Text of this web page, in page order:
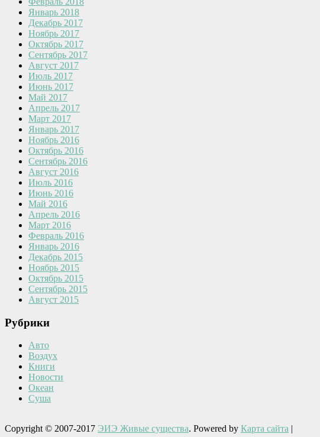
Январь 2018
Декабрь 2017
Ноябрь 2017
Октябрь 2017
Сентябрь 2017
Август 2017
Июль 2017
Июнь 2017
Май 2017
Апрель 2017
Март 2017
Январь 2017
Ноябрь 2016
Октябрь 2016
Сентябрь 2016
Август 2016
Июль 2016
Июнь 2016
Май 2016
Апрель 2016
Март 2016
Февраль 2016
Январь 2016
Декабрь 2015
Ноябрь 2015
Октябрь 2015
Сентябрь 2015
Август 2015
Рубрики
Авто
Воздух
Книги
Новости
Океан
Суша
Copyright © 2007-2017 ЭИЭ Живые существа. Powered by Карта сайта |